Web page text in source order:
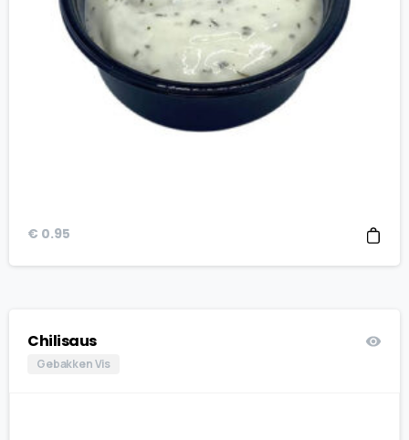
€ 0.95
Chilisaus
Gebakken Vis